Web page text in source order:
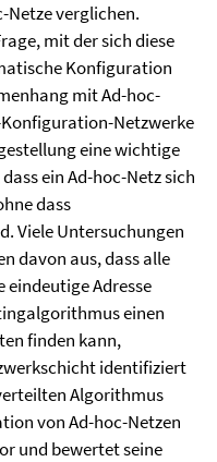
verglichen.
mit der sich diese
Konfiguration
mit Ad-hoc-
Netzwerke
eine wichtige
ein Ad-hoc-Netz sich
dass
Viele Untersuchungen
davon aus, dass alle
eindeutige Adresse
einen
finden kann,
identifiziert
Algorithmus
von Ad-hoc-Netzen
und bewertet seine